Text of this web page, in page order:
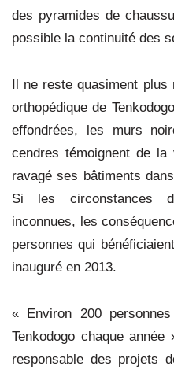
des pyramides de
possible la continuité des
Il ne reste quasiment plus
orthopédique de
effondrées, les murs
cendres témoignent de la
ravagé ses bâtiments
Si les circonstances
inconnues, les
personnes qui
inauguré en 2013.
« Environ 200
Tenkodogo chaque
responsable des projets